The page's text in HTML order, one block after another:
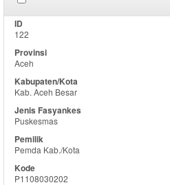
122
Aceh
Kab. Aceh Besar
Puskesmas
Pemda Kab./Kota
P1108030202